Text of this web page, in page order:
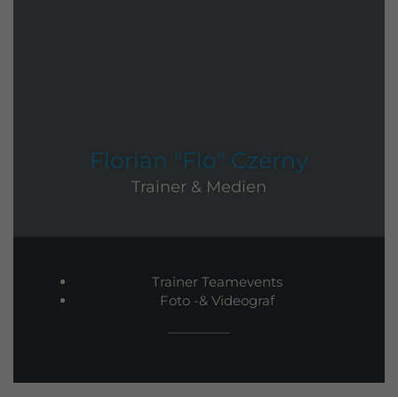
Florian "Flo" Czerny
Trainer & Medien
Trainer Teamevents
Foto -& Videograf